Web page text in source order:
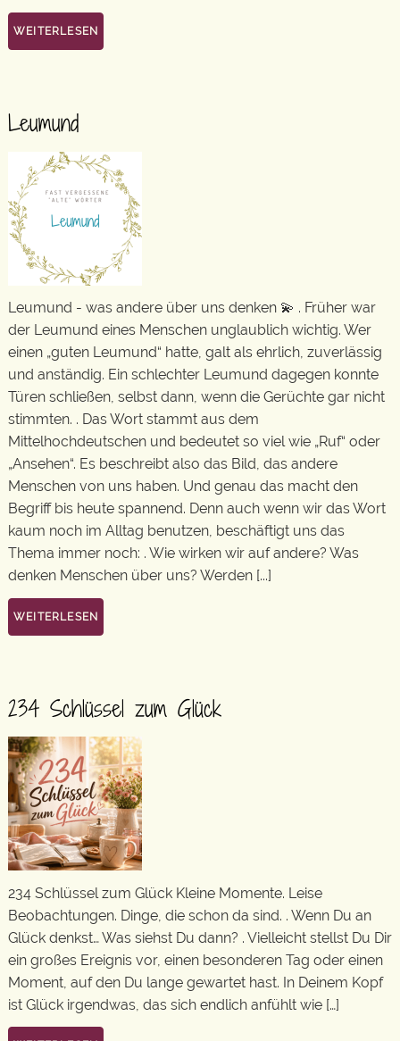
WEITERLESEN
Leumund
Leumund - was andere über uns denken 💫 . Früher war
der Leumund eines Menschen unglaublich wichtig. Wer
einen „guten Leumund“ hatte, galt als ehrlich, zuverlässig
und anständig. Ein schlechter Leumund dagegen konnte
Türen schließen, selbst dann, wenn die Gerüchte gar nicht
stimmten. . Das Wort stammt aus dem
Mittelhochdeutschen und bedeutet so viel wie „Ruf“ oder
„Ansehen“. Es beschreibt also das Bild, das andere
Menschen von uns haben. Und genau das macht den
Begriff bis heute spannend. Denn auch wenn wir das Wort
kaum noch im Alltag benutzen, beschäftigt uns das
Thema immer noch: . Wie wirken wir auf andere? Was
denken Menschen über uns? Werden [...]
WEITERLESEN
234 Schlüssel zum Glück
234 Schlüssel zum Glück Kleine Momente. Leise
Beobachtungen. Dinge, die schon da sind. . Wenn Du an
Glück denkst… Was siehst Du dann? . Vielleicht stellst Du Dir
ein großes Ereignis vor, einen besonderen Tag oder einen
Moment, auf den Du lange gewartet hast. In Deinem Kopf
ist Glück irgendwas, das sich endlich anfühlt wie […]